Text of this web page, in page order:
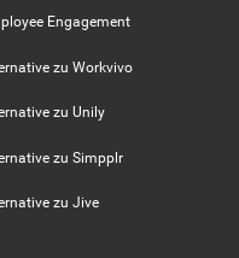
Engagement
zu Workvivo
zu Unily
zu Simpplr
zu Jive